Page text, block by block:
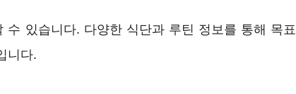
수 있습니다. 다양한 식단과 루틴 정보를 통해 목표
니다.